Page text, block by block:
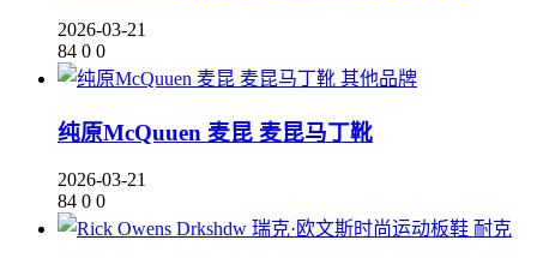
2026-03-21
84 0 0
其他品牌
纯原McQuuen 麦昆 麦昆马丁靴
2026-03-21
84 0 0
耐克